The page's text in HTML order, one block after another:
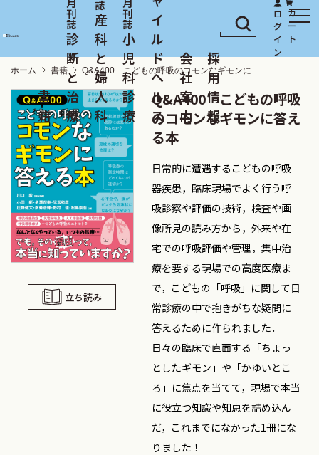
書
籍
診
断
と
治
療
産
科
と
婦
人
科
小
児
科
診
療
イ
ル
ド
ヘ
ル
ス
会
社
案
内
採
用
情
報
ホーム 書籍 Q&A400 こどもの呼吸のコモンなギモンに答える本
Q&A400 こどもの呼吸
のコモンなギモンに答え
る本
日常的に遭遇するこどもの呼吸
器疾患，臨床現場でよく行う呼
吸診察や評価の技術，検査や画
像所見の読み方から，外来や在
宅での呼吸評価や管理，集中治
療を要する現場での高度医療ま
で，こどもの「呼吸」に関して日
常診療の中で抱きがちな疑問に
答えるために作られました．
日々の臨床で直面する「ちょっ
としたギモン」や「かゆいとこ
ろ」に焦点を当てて，現場で本当
に役立つ知識や知恵を詰め込ん
だ，これまでになかった1冊にな
りました！
立ち読み